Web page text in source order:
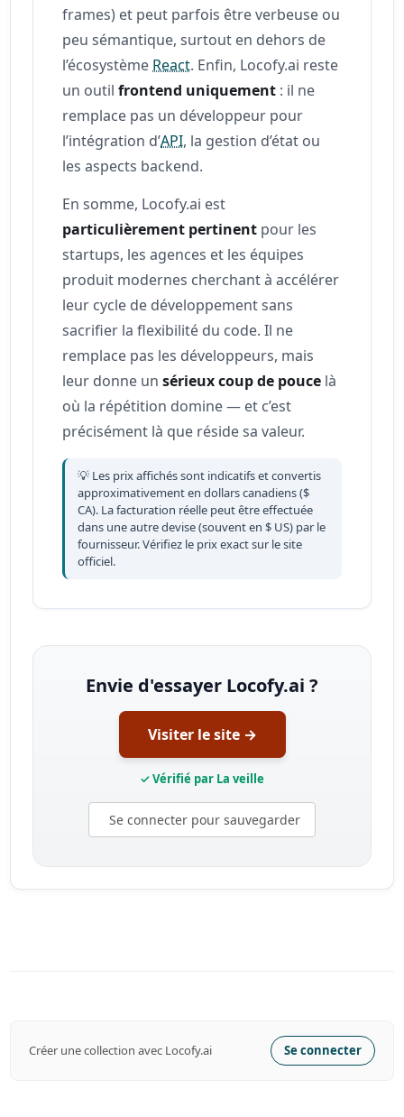
frames) et peut parfois être verbeuse ou
peu sémantique, surtout en dehors de
l’écosystème React. Enfin, Locofy.ai reste
un outilfrontend uniquement : il ne
remplace pas un développeur pour
l’intégration d’API, la gestion d’état ou
les aspects backend.
En somme, Locofy.ai est
particulièrement pertinent pour les
startups, les agences et les équipes
produit modernes cherchant à accélérer
leur cycle de développement sans
sacrifier la flexibilité du code. Il ne
remplace pas les développeurs, mais
leur donne unsérieux coup de pouce là
où la répétition domine — et c’est
précisément là que réside sa valeur.
💡 Les prix affichés sont indicatifs et convertis
approximativement en dollars canadiens ($
CA). La facturation réelle peut être effectuée
dans une autre devise (souvent en $ US) par le
fournisseur. Vérifiez le prix exact sur le site
officiel.
Envie d'essayer Locofy.ai ?
Visiter le site →
✓ Vérifié par La veille
Se connecter pour sauvegarder
Créer une collection avec Locofy.ai Se connecter